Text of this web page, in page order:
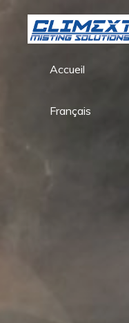
contenu
Accueil
Français